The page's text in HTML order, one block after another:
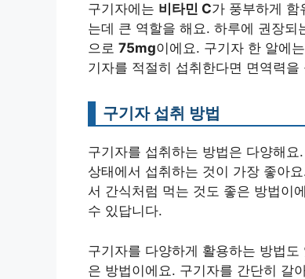
구기자에는 비타민 C가 풍부하게 함
는데 큰 역할을 해요. 하루에 권장
으로 75mg이에요. 구기자 한 알에
기자를 적절히 섭취한다면 면역력을
구기자 섭취 방법
구기자를 섭취하는 방법은 다양해
상태에서 섭취하는 것이 가장 좋아
서 간식처럼 먹는 것도 좋은 방법이
수 있답니다.
구기자를 다양하게 활용하는 방법
은 방법이에요. 구기자를 간단히 갈